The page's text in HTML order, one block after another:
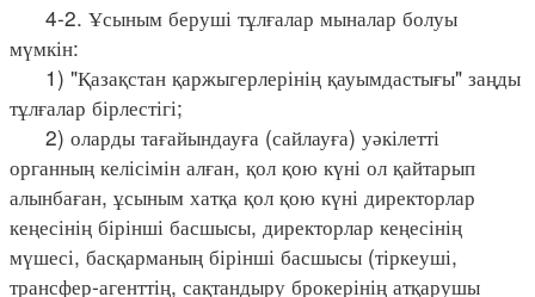
4-2. Ұсыным беруші тұлғалар мыналар болуы
мүмкін:
1) "Қазақстан қаржыгерлерінің қауымдастығы" заңды
тұлғалар бірлестігі;
2) оларды тағайындауға (сайлауға) уәкілетті
органның келісімін алған, қол қою күні ол қайтарып
алынбаған, ұсыным хатқа қол қою күні директорлар
кеңесінің бірінші басшысы, директорлар кеңесінің
мүшесі, басқарманың бірінші басшысы (тіркеуші,
трансфер-агенттің, сақтандыру брокерінің атқарушы